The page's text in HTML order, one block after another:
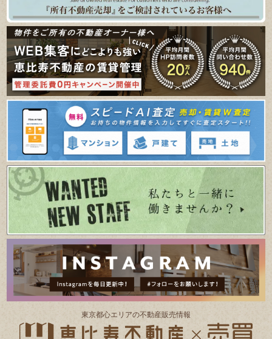
東京都⼼エリアの不動産販売情報